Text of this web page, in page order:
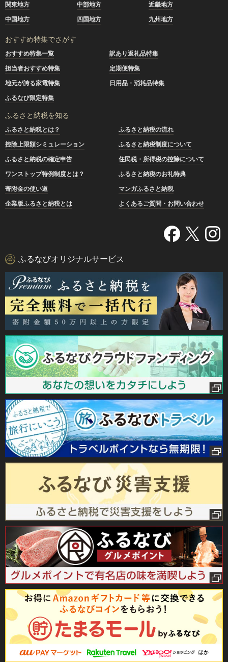
関東地方
中部地方
近畿地方
中国地方
四国地方 九州地方
おすすめ特集でさがす
おすすめ特集一覧
訳あり返礼品特集
担当者おすすめ特集
定期便特集
地元が誇る家電特集
日用品・消耗品特集
ふるなび限定特集
ふるさと納税を知る
ふるさと納税とは？
ふるさと納税の流れ
控除上限額シミュレーション
ふるさと納税制度について
ふるさと納税の確定申告
住民税・所得税の控除について
ワンストップ特例制度とは？
ふるさと納税のお礼特典
寄附金の使い道
マンガふるさと納税
企業版ふるさと納税とは
よくあるご質問・お問い合わせ
ふるなびオリジナルサービス